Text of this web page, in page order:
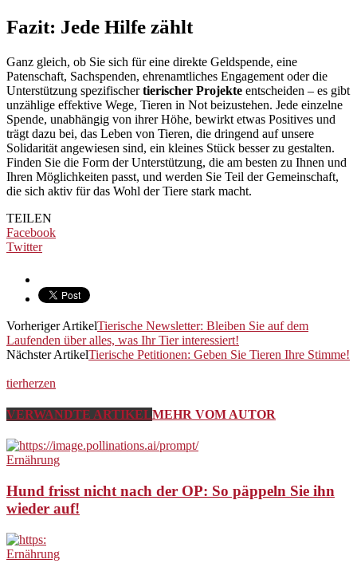
Fazit: Jede Hilfe zählt
Ganz gleich, ob Sie sich für eine direkte Geldspende, eine
Patenschaft, Sachspenden, ehrenamtliches Engagement oder die
Unterstützung spezifischertierischer Projekte entscheiden – es gibt
unzählige effektive Wege, Tieren in Not beizustehen. Jede einzelne
Spende, unabhängig von ihrer Höhe, bewirkt etwas Positives und
trägt dazu bei, das Leben von Tieren, die dringend auf unsere
Solidarität angewiesen sind, ein kleines Stück besser zu gestalten.
Finden Sie die Form der Unterstützung, die am besten zu Ihnen und
Ihren Möglichkeiten passt, und werden Sie Teil der Gemeinschaft,
die sich aktiv für das Wohl der Tiere stark macht.
TEILEN
Facebook
Twitter
Vorheriger ArtikelTierische Newsletter: Bleiben Sie auf dem
Laufenden über alles, was Ihr Tier interessiert!
Nächster ArtikelTierische Petitionen: Geben Sie Tieren Ihre Stimme!
tierherzen
VERWANDTE ARTIKELMEHR VOM AUTOR
Ernährung
Hund frisst nicht nach der OP: So päppeln Sie ihn
wieder auf!
Ernährung